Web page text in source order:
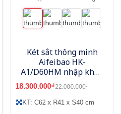
Két sắt thông minh
Aifeibao HK-
A1/D60HM nhập khẩu
màu trắng
18.300.000₫22.000.000₫
KT: C62 x R41 x S40 cm